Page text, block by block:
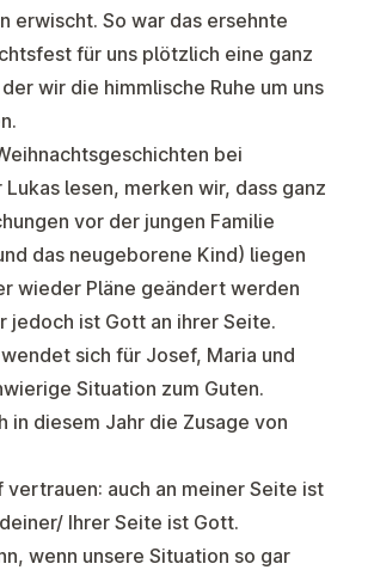
erwischt. So war das ersehnte
für uns plötzlich eine ganz
wir die himmlische Ruhe um uns
bei
lesen, merken wir, dass ganz
vor der jungen Familie
das neugeborene Kind) liegen
wieder Pläne geändert werden
jedoch ist Gott an ihrer Seite.
sich für Josef, Maria und
Situation zum Guten.
in diesem Jahr die Zusage von
vertrauen: auch an meiner Seite ist
Ihrer Seite ist Gott.
wenn unsere Situation so gar